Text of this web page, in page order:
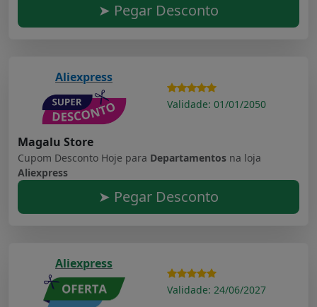
➤ Pegar Desconto
Aliexpress
Validade: 01/01/2050
Magalu Store
Cupom Desconto Hoje para Departamentos na loja
Aliexpress
➤ Pegar Desconto
Aliexpress
Validade: 24/06/2027